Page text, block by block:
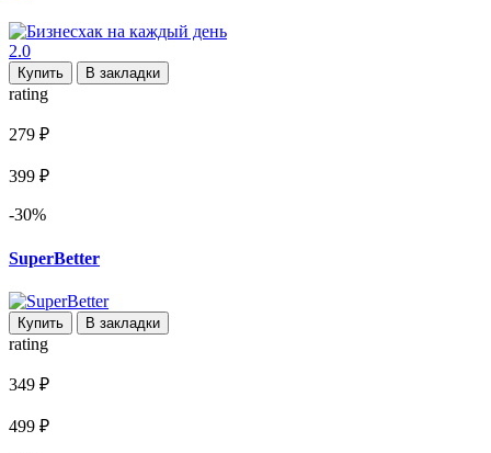
Купить В закладки
rating
279 ₽
399 ₽
-30%
SuperBetter
Купить В закладки
rating
349 ₽
499 ₽